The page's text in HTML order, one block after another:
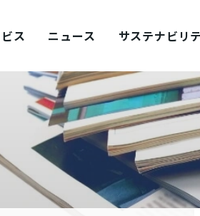
ス ニュース サステナビリ
採用 採用ブログ